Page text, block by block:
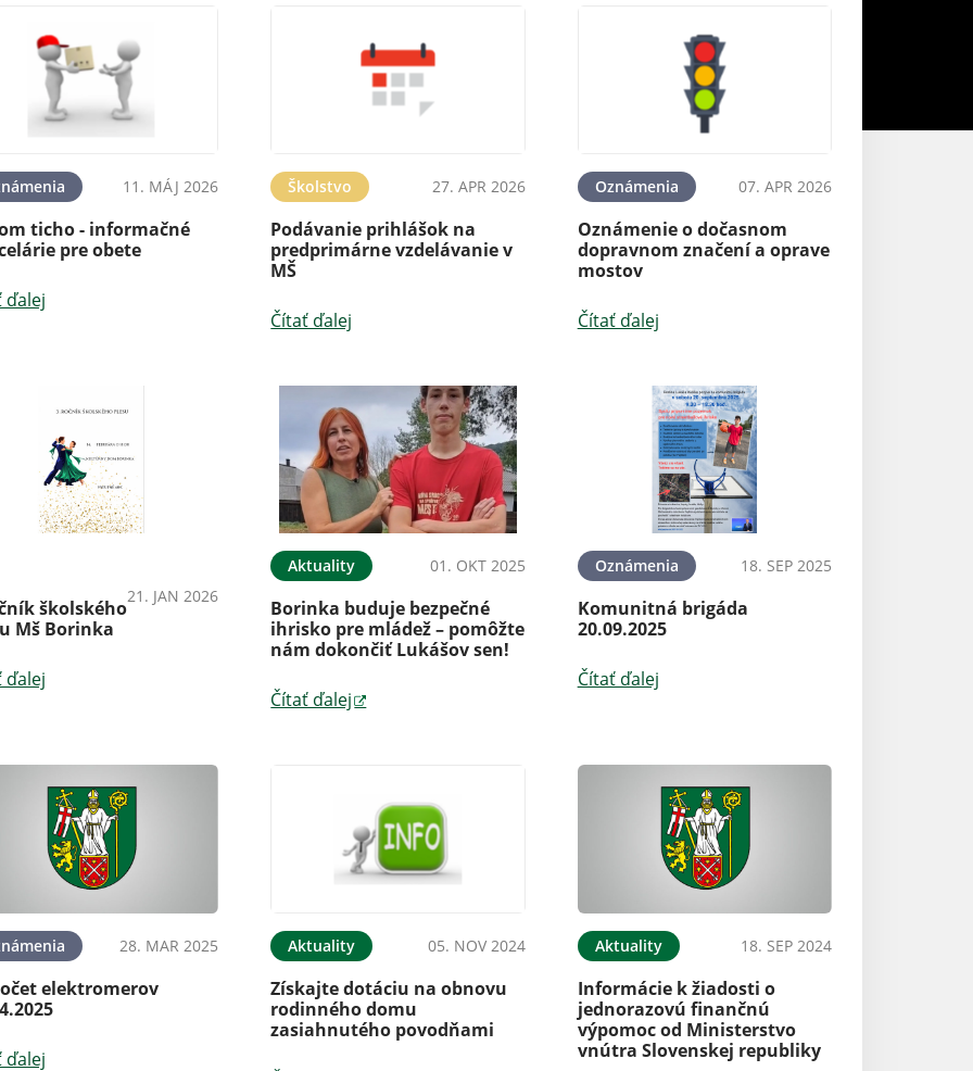
11. MÁJ 2026
ticho - informačné
pre obete
ďalej
Školstvo 27. APR 2026
Podávanie prihlášok na
predprimárne vzdelávanie v
MŠ
Čítať ďalej
Oznámenia 07. APR 2026
Oznámenie o dočasnom
dopravnom značení a oprave
mostov
Čítať ďalej
21. JAN 2026
školského
Mš Borinka
ďalej
Aktuality 01. OKT 2025
Borinka buduje bezpečné
ihrisko pre mládež – pomôžte
nám dokončiť Lukášov sen!
Čítať ďalej
Oznámenia 18. SEP 2025
Komunitná brigáda
20.09.2025
Čítať ďalej
28. MAR 2025
elektromerov
ďalej
Aktuality 05. NOV 2024
Získajte dotáciu na obnovu
rodinného domu
zasiahnutého povodňami
Aktuality 18. SEP 2024
Informácie k žiadosti o
jednorazovú finančnú
výpomoc od Ministerstvo
vnútra Slovenskej republiky